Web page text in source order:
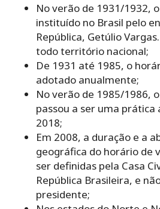
No verão de 1931/1932,
instituído no Brasil pelo
República, Getúlio
todo território nacional;
De 1931 até 1985, o
adotado anualmente;
No verão de 1985/1986,
passou a ser uma prática
2018;
Em 2008, a duração e a
geográfica do horário de
ser definidas pela Casa
República Brasileira, e
presidente;